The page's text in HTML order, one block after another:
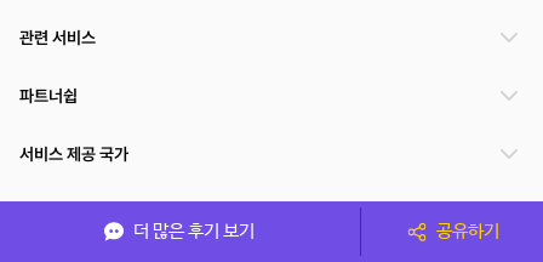
더 많은 후기 보기 공유하기
관련 서비스
파트너쉽
서비스 제공 국가
(주)NSPACE 사업자정보